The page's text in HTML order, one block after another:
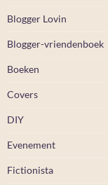
Blogger Lovin
Blogger-vriendenboek
Boeken
Covers
DIY
Evenement
Fictionista